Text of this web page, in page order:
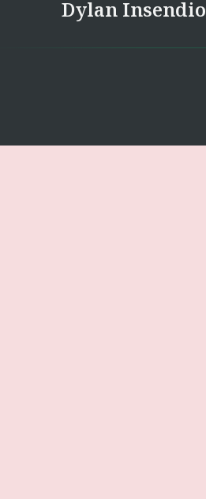
Dylan Insendio